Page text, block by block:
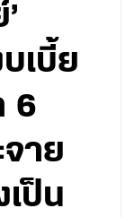
เบี้ย
6
าย
ป็น